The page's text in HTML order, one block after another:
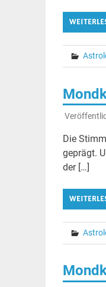
Die
geprägt.
der […]